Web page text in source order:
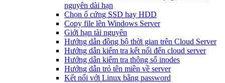
nguyên dài hạn
Chọn ổ cứng SSD hay HDD
Copy file lên Windows Server
Giới hạn tài nguyên
Hướng dẫn đồng bộ thời gian trên Cloud Server
Hướng dẫn kiểm tra kết nối đến cloud server
Hướng dẫn kiểm tra thông số inodes
Hướng dẫn trỏ tên miền về server
Kết nối với Linux bằng password